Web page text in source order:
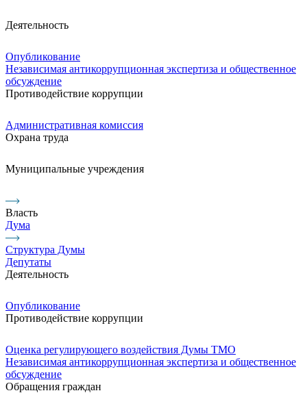
Деятельность
Опубликование
Независимая антикоррупционная экспертиза и общественное
обсуждение
Противодействие коррупции
Административная комиссия
Охрана труда
Муниципальные учреждения
Власть
Дума
Структура Думы
Депутаты
Деятельность
Опубликование
Противодействие коррупции
Оценка регулирующего воздействия Думы ТМО
Независимая антикоррупционная экспертиза и общественное
обсуждение
Обращения граждан